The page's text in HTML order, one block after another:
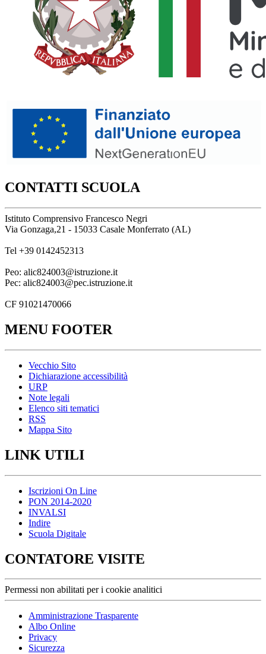
CONTATTI SCUOLA
Istituto Comprensivo Francesco Negri
Via Gonzaga,21 - 15033 Casale Monferrato (AL)
Tel +39 0142452313
Peo: alic824003@istruzione.it
Pec: alic824003@pec.istruzione.it
CF 91021470066
MENU FOOTER
Vecchio Sito
Dichiarazione accessibilità
URP
Note legali
Elenco siti tematici
RSS
Mappa Sito
LINK UTILI
Iscrizioni On Line
PON 2014-2020
INVALSI
Indire
Scuola Digitale
CONTATORE VISITE
Permessi non abilitati per i cookie analitici
Amministrazione Trasparente
Albo Online
Privacy
Sicurezza